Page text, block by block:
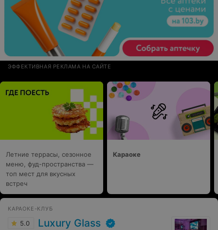
ЭФФЕКТИВНАЯ РЕКЛАМА НА САЙТЕ
Летние террасы, сезонное
меню, фуд-пространства —
топ мест для вкусных
встреч
Караоке
КАРАОКЕ-КЛУБ
5.0 Luxury Glass